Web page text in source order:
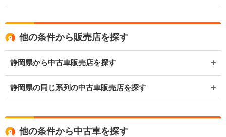
他の条件から販売店を探す
静岡県から中古車販売店を探す
静岡県の同じ系列の中古車販売店を探す
他の条件から中古車を探す